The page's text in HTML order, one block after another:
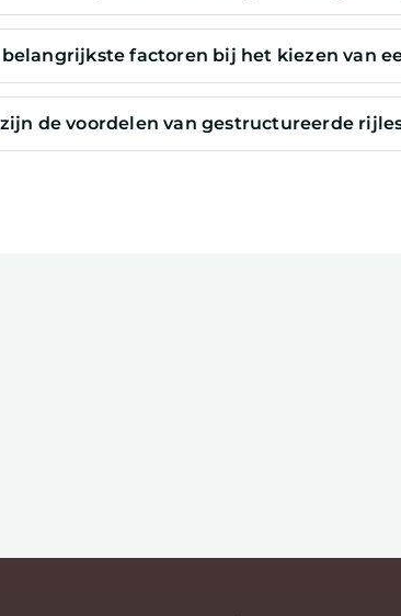
factoren bij het kiezen van
de voordelen van gestructureerde